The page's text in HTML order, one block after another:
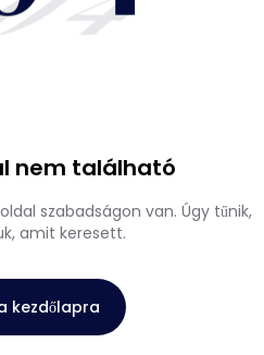
nem található
szabadságon van. Úgy tűnik,
amit keresett.
kezdőlapra